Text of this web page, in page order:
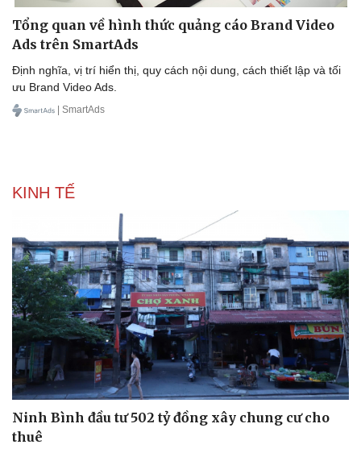
Sức khỏe
Dinh dưỡng - món ngon
Cây thuốc
Sản phụ khoa
Nhi khoa
Nam khoa
Làm đẹp - giảm cân
Phòng mạch online
Ăn sạch sống khỏe
Đời sống
Nhà đẹp
Blog
Tình yêu - Gia đình
Tổng quan về hình thức quảng cáo Brand Video
Ads trên SmartAds
Định nghĩa, vị trí hiển thị, quy cách nội dung, cách thiết lập và tối
ưu Brand Video Ads.
| SmartAds
KINH TẾ
Ninh Bình đầu tư 502 tỷ đồng xây chung cư cho
thuê